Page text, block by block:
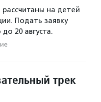
на детей
Подать заявку
20 августа.
трек